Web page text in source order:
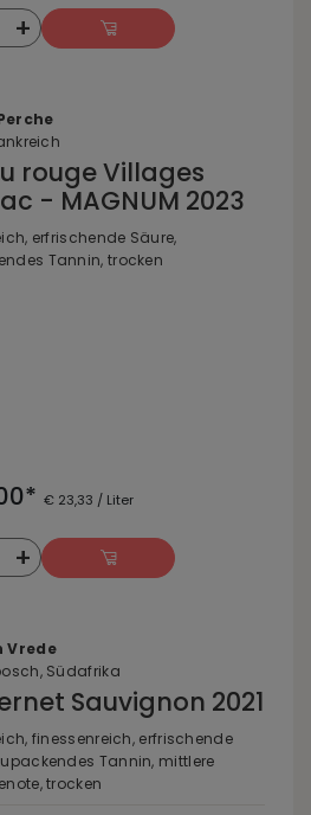
+
rouge Villages
- MAGNUM 2023
erfrischende Säure,
Tannin, trocken
€ 23,33 / Liter
+
Vrede
Südafrika
Sauvignon 2021
finessenreich, erfrischende
Tannin, mittlere
trocken